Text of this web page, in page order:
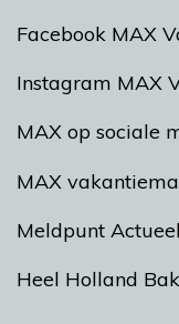
Facebook MAX
Instagram MAX
MAX op sociale
MAX
Meldpunt Actueel
Heel Holland